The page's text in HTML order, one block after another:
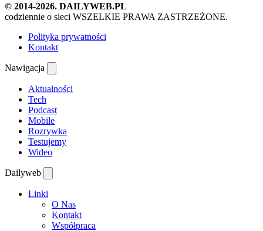
© 2014-2026. DAILYWEB.PL
codziennie o sieci WSZELKIE PRAWA ZASTRZEŻONE.
Polityka prywatności
Kontakt
Nawigacja
Aktualności
Tech
Podcast
Mobile
Rozrywka
Testujemy
Wideo
Dailyweb
Linki
O Nas
Kontakt
Współpraca